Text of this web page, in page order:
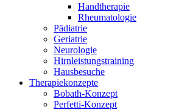
Handtherapie
Rheumatologie
Pädiatrie
Geriatrie
Neurologie
Hirnleistungstraining
Hausbesuche
Therapiekonzepte
Bobath-Konzept
Perfetti-Konzept